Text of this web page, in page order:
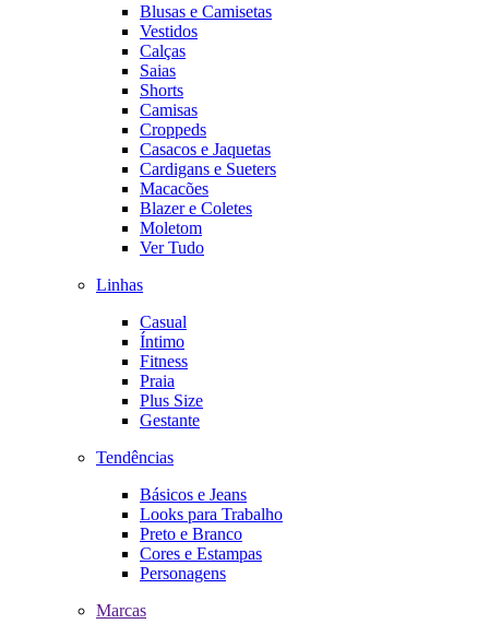
Blusas e Camisetas
Vestidos
Calças
Saias
Shorts
Camisas
Croppeds
Casacos e Jaquetas
Cardigans e Sueters
Macacões
Blazer e Coletes
Moletom
Ver Tudo
Linhas
Casual
Íntimo
Fitness
Praia
Plus Size
Gestante
Tendências
Básicos e Jeans
Looks para Trabalho
Preto e Branco
Cores e Estampas
Personagens
Marcas